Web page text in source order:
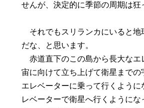
せんが、決定的に季節の周期は狂
それでもスリランカにいると地
だな、と思います。
赤道直下のこの島から長大なエ
宙に向けて立ち上げて衛星までの
エレベーターに乗って行くように
レベーターで衛星へ行くようにな